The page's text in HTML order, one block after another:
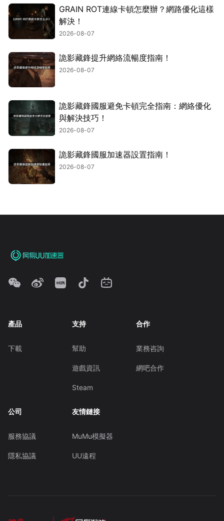
GRAIN ROT連線卡頓怎麼辦？網路優化這樣
解決！
2026-08-07
詭影藏鋒提升網絡流暢度指南！
2026-08-07
詭影藏鋒國服避免卡頓完全指南：網絡優化
與解決技巧！
2026-08-07
詭影藏鋒國服加速器設置指南！
2026-08-07
產品
下載
支持
幫助
遊戲資訊
Steam
合作
業務咨詢
網吧合作
公司
服務協議
隱私協議
友情鏈接
MuMu模擬器
UU遠程